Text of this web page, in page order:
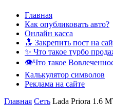
Главная
Как опубликовать авто?
Онлайн касса
🔝 Закрепить пост на
✨ Что такое турбо
👁️Что такое
Калькулятор символов
Реклама на сайте
Главная Сеть Lada Priora 1.6